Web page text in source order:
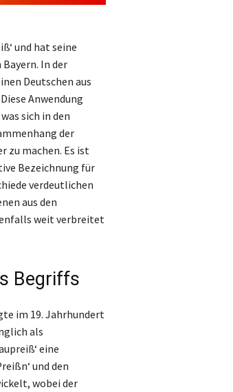
und hat seine
In der
Deutschen aus
Anwendung
sich in den
der
zu machen. Es ist
Bezeichnung für
verdeutlichen
aus den
weit verbreitet
Begriffs
im 19. Jahrhundert
als
eine
und den
wobei der